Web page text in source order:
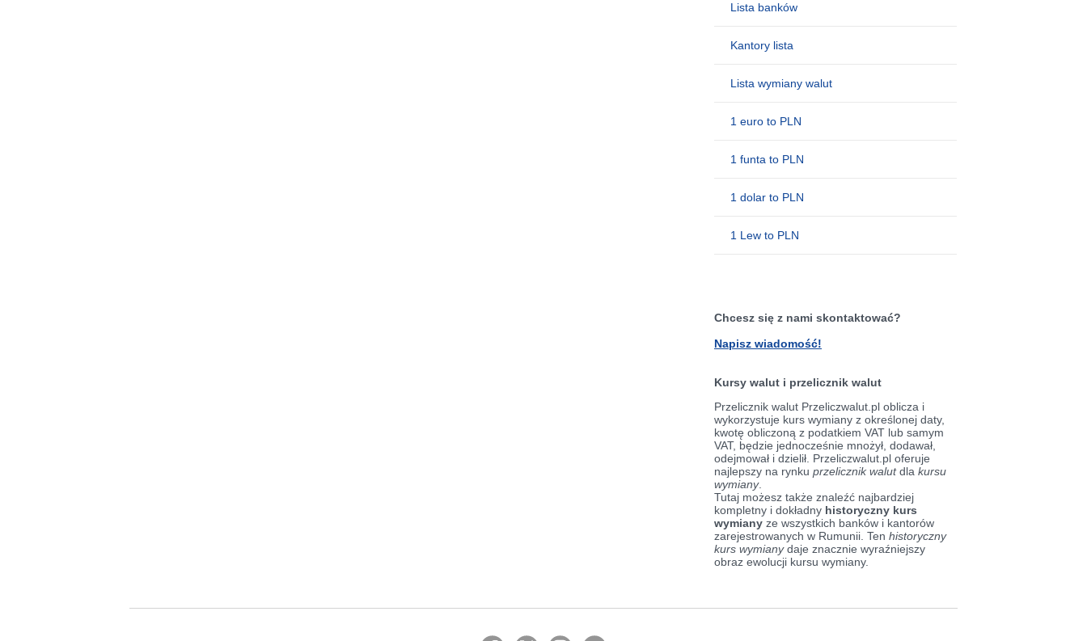
Lista banków
Kantory lista
Lista wymiany walut
1 euro to PLN
1 funta to PLN
1 dolar to PLN
1 Lew to PLN
Chcesz się z nami skontaktować?
Napisz wiadomość!
Kursy walut i przelicznik walut
Przelicznik walut Przeliczwalut.pl oblicza i
wykorzystuje kurs wymiany z określonej daty,
kwotę obliczoną z podatkiem VAT lub samym
VAT, będzie jednocześnie mnożył, dodawał,
odejmował i dzielił. Przeliczwalut.pl oferuje
najlepszy na rynku przelicznik walutdla kursu
wymiany.
Tutaj możesz także znaleźć najbardziej
kompletny i dokładny historyczny kurs
wymiany ze wszystkich banków i kantorów
zarejestrowanych w Rumunii. Ten historyczny
kurs wymianydaje znacznie wyraźniejszy
obraz ewolucji kursu wymiany.